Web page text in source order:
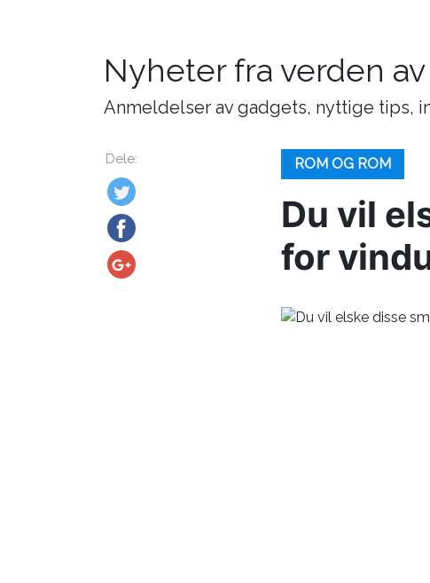
Nyheter fra verden
Anmeldelser av gadgets, nyttige tips,
Dele: ROM OG ROM
Du vil
for